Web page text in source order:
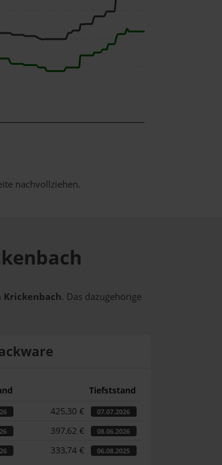
nachvollziehen.
Krickenbach. Das dazugehörige
Tiefststand
425,30 € 07.07.2026
397,62 € 08.06.2026
333,74 € 06.08.2025